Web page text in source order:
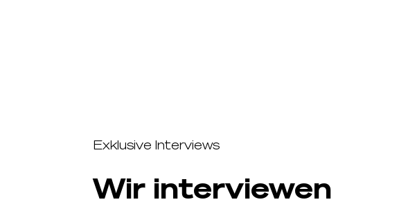
Exklusive Interviews
Wir interviewen